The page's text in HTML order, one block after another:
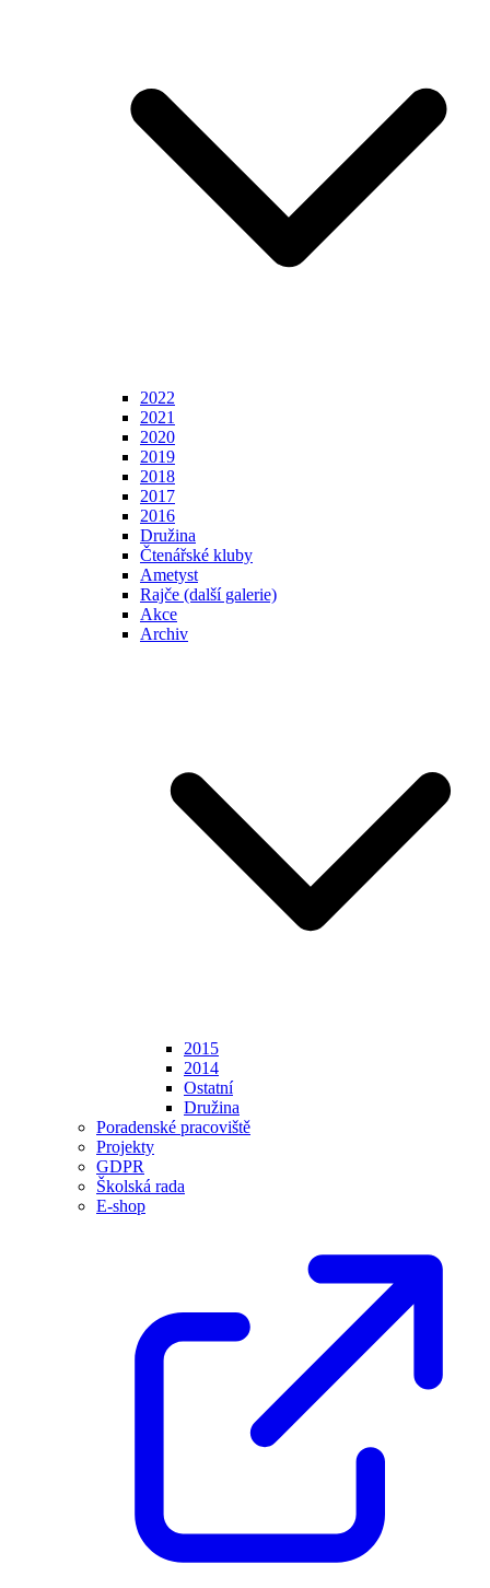
2022
2021
2020
2019
2018
2017
2016
Družina
Čtenářské kluby
Ametyst
Rajče (další galerie)
Akce
Archiv
2015
2014
Ostatní
Družina
Poradenské pracoviště
Projekty
GDPR
Školská rada
E-shop